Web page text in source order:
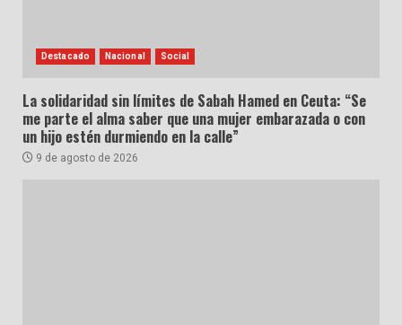
Destacado Nacional Social
La solidaridad sin límites de Sabah Hamed en Ceuta: “Se
me parte el alma saber que una mujer embarazada o con
un hijo estén durmiendo en la calle”
9 de agosto de 2026